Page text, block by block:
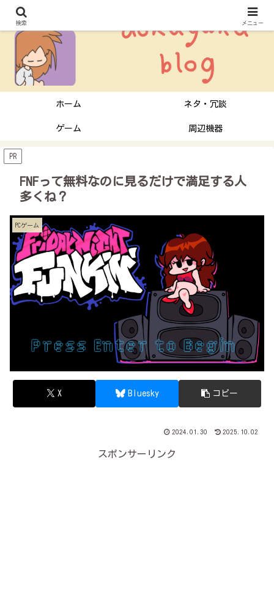
ホーム ネタ・冗談
ゲーム 周辺機器
PR
FNFって無料なのに見るだけで満足する人
多くね？
PCゲーム
X Bluesky コピー
2024.01.30 2025.10.02
スポンサーリンク
検索 メニュー